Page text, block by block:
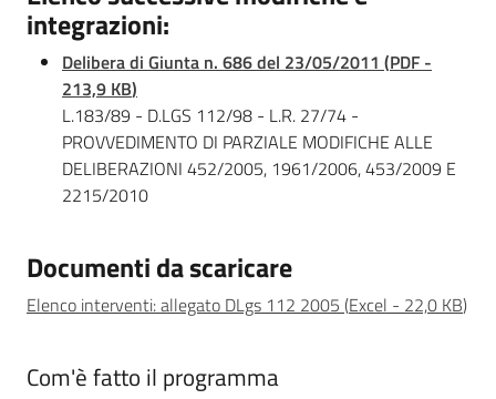
Ambiente
Argomenti
Novità
Servizi
Progetti
integrazioni:
Delibera di Giunta n. 686 del 23/05/2011 (PDF -
213,9 KB)
L.183/89 - D.LGS 112/98 - L.R. 27/74 -
PROVVEDIMENTO DI PARZIALE MODIFICHE ALLE
DELIBERAZIONI 452/2005, 1961/2006, 453/2009 E
2215/2010
Documenti da scaricare
Elenco interventi: allegato DLgs 112 2005 (Excel - 22,0 KB)
Com'è fatto il programma